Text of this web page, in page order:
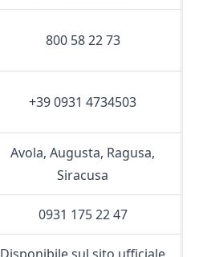
800 58 22 73
+39 0931 4734503
Avola, Augusta, Ragusa,
Siracusa
0931 175 22 47